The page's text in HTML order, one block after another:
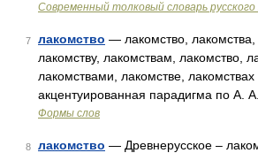
Современный толковый словарь
7 лакомство — лакомство, лакомства,
лакомству, лакомствам, лакомство,
лакомствами, лакомстве,
акцентуированная парадигма по А.
Формы слов
8 лакомство — Древнерусское –